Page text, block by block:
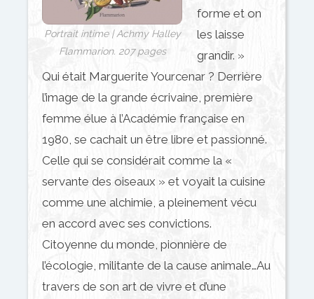
Portrait intime | Achmy Halley
Flammarion. 207 pages
forme et on
les laisse
grandir. »
Qui était Marguerite Yourcenar ? Derrière
l’image de la grande écrivaine, première
femme élue à l’Académie française en
1980, se cachait un être libre et passionné.
Celle qui se considérait comme la «
servante des oiseaux » et voyait la cuisine
comme une alchimie, a pleinement vécu
en accord avec ses convictions.
Citoyenne du monde, pionnière de
l’écologie, militante de la cause animale…Au
travers de son art de vivre et d’une